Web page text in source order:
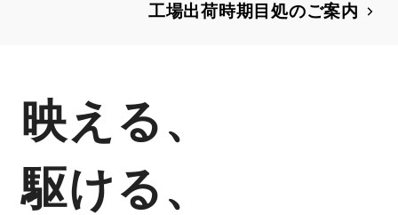
工場出荷時期目処のご案内
映える、
駆ける、